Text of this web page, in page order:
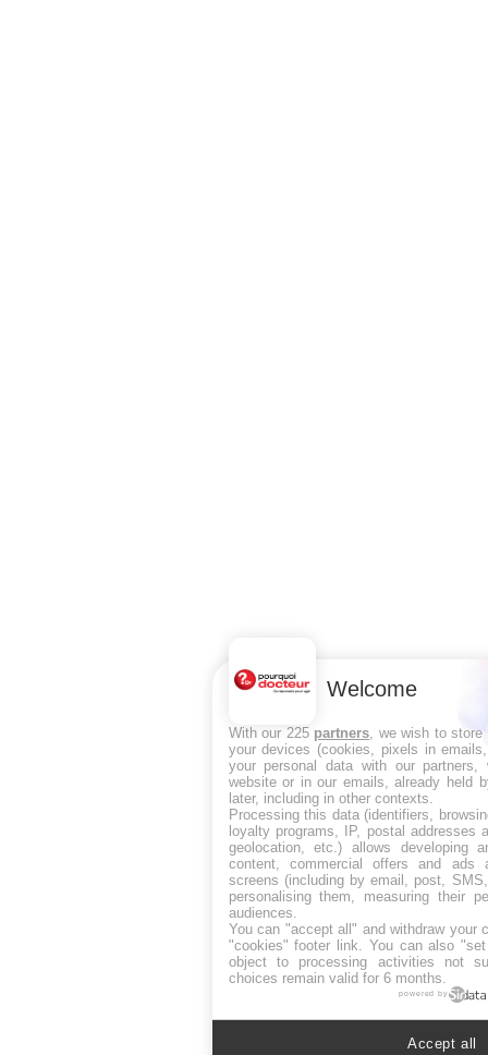
Welcome
With our 225 partners , we wish to
your devices (cookies, pixels in
your personal data with our partners,
website or in our emails, already held
later, including in other contexts.
Processing this data (identifiers,
loyalty programs, IP, postal addresses
geolocation, etc.) allows developing
content, commercial offers and ads
screens (including by email, post,
personalising them, measuring their
audiences.
You can "accept all" and withdraw your
"cookies" footer link . You can also
object to processing activities not
choices remain valid for 6 months.
powered by
Accept all